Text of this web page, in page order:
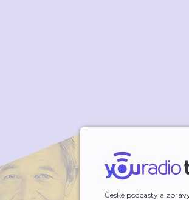
České podcasty a